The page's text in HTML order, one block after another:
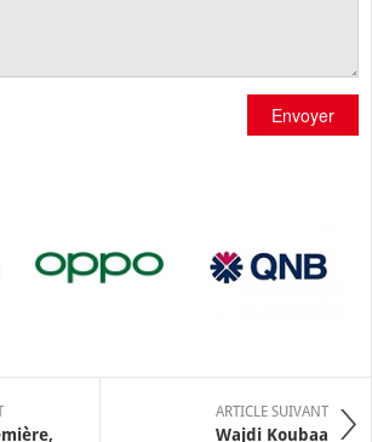
Envoyer
ARTICLE SUIVANT
Wajdi Koubaa